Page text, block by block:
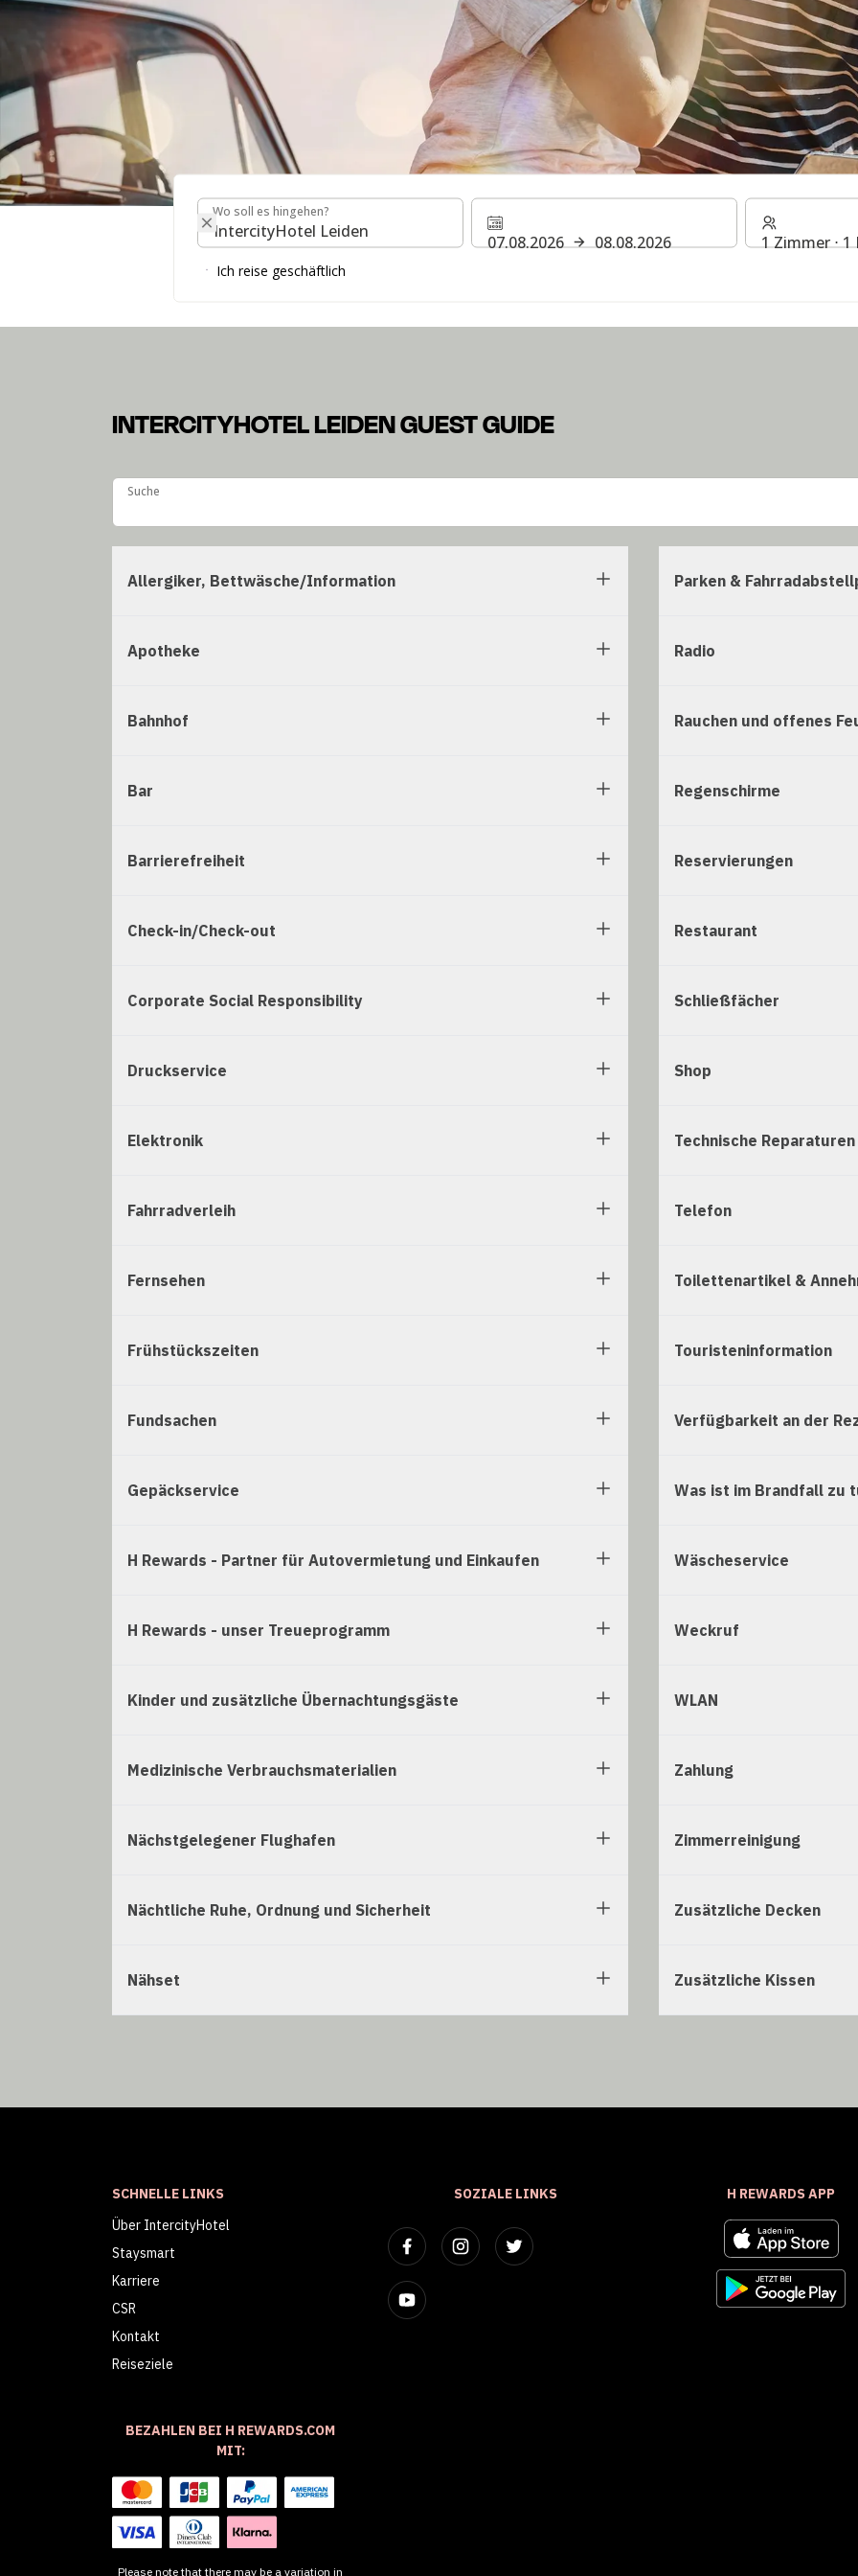
INTERCITYHOTEL LEIDEN GUEST GUIDE
Wo soll es hingehen?
Wo soll es hingehen?
07.08.2026 08.08.2026 1 Zimmer ⋅
Ich reise geschäftlich
INTERCITYHOTEL LEIDEN GUEST GUIDE
Suche
Suche
Allergiker, Bettwäsche/Information
Apotheke
Bahnhof
Bar
Barrierefreiheit
Check-in/Check-out
Corporate Social Responsibility
Druckservice
Elektronik
Fahrradverleih
Fernsehen
Frühstückszeiten
Fundsachen
Gepäckservice
H Rewards - Partner für Autovermietung und Einkaufen
H Rewards - unser Treueprogramm
Kinder und zusätzliche Übernachtungsgäste
Medizinische Verbrauchsmaterialien
Nächstgelegener Flughafen
Nächtliche Ruhe, Ordnung und Sicherheit
Nähset
Parken &
Radio
Rauchen und offenes
Regenschirme
Reservierungen
Restaurant
Schließfächer
Shop
Technische Reparaturen
Telefon
Toilettenartikel &
Touristeninformation
Verfügbarkeit an der
Was ist im Brandfall zu
Wäscheservice
Weckruf
WLAN
Zahlung
Zimmerreinigung
Zusätzliche Decken
Zusätzliche Kissen
SCHNELLE LINKS
Über IntercityHotel
Staysmart
Karriere
CSR
Kontakt
Reiseziele
SOZIALE LINKS H REWARDS APP
BEZAHLEN BEI H REWARDS.COM
MIT:
Please note that there may be a variation in